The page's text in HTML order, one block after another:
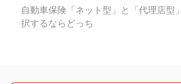
自動車保険「ネット型」と「代理店型
択するならどっち